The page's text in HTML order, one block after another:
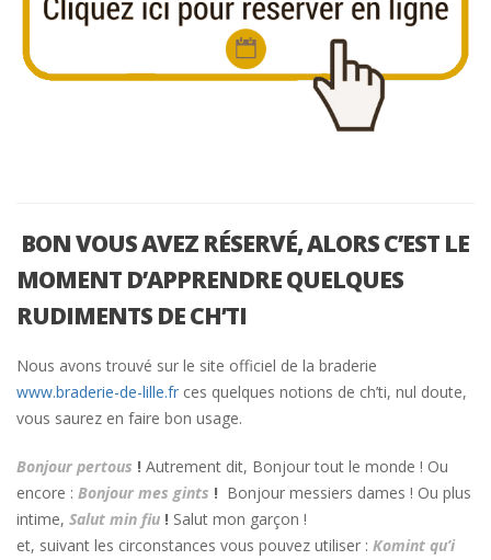
BON VOUS AVEZ RÉSERVÉ, ALORS C’EST LE
MOMENT D’APPRENDRE QUELQUES
RUDIMENTS DE CH’TI
Nous avons trouvé sur le site officiel de la braderie
www.braderie-de-lille.fr ces quelques notions de ch’ti, nul doute,
vous saurez en faire bon usage.
Bonjour pertous ! Autrement dit, Bonjour tout le monde ! Ou
encore : Bonjour mes gints ! Bonjour messiers dames ! Ou plus
intime, Salut min fiu ! Salut mon garçon !
et, suivant les circonstances vous pouvez utiliser : Komint qu’i